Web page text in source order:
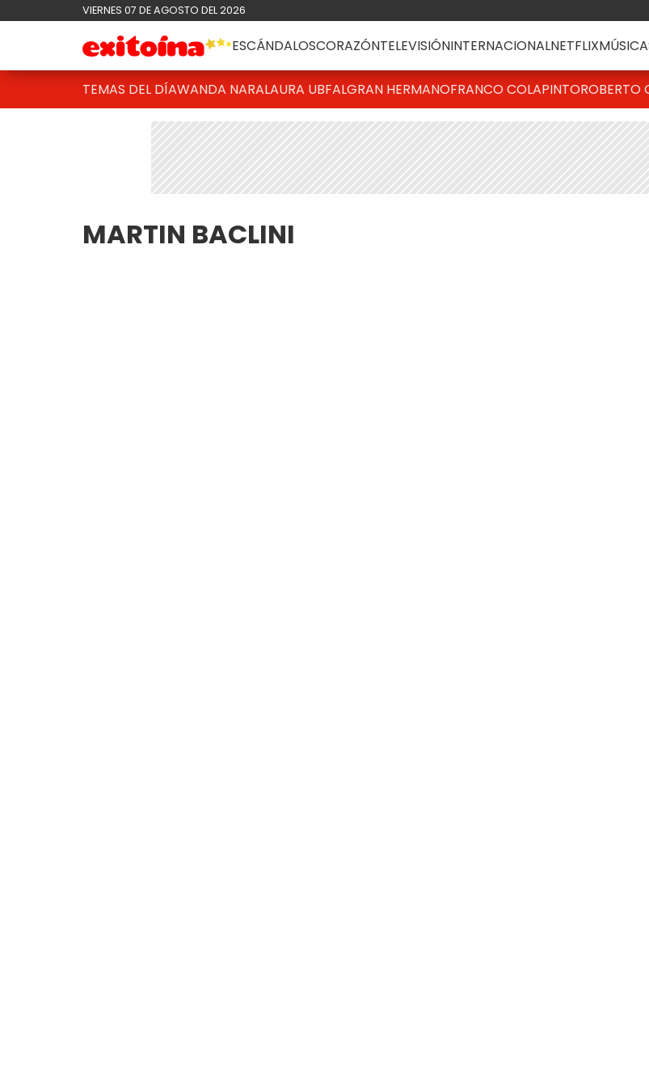
VIERNES 07 DE AGOSTO DEL 2026
ESCÁNDALOSCORAZÓNTELEVISIÓNINTERNACIONALNETFLIXMÚSICA
TEMAS DEL DÍAWANDA NARALAURA UBFALGRAN HERMANOFRANCO COLAPINTOROBERTO
MARTIN BACLINI